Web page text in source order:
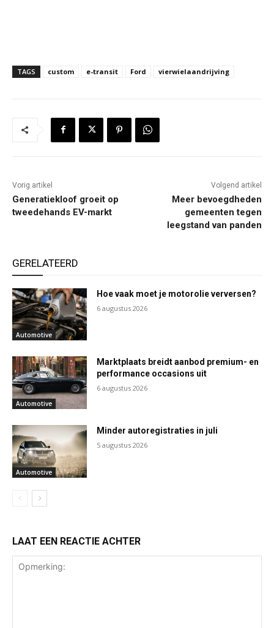
TAGS custom e-transit Ford vierwielaandrijving
Vorig artikel
Generatiekloof groeit op
tweedehands EV-markt
Volgend artikel
Meer bevoegdheden
gemeenten tegen
leegstand van panden
GERELATEERD
Automotive
Hoe vaak moet je motorolie verversen?
6 augustus 2026
Automotive
Marktplaats breidt aanbod premium- en
performance occasions uit
6 augustus 2026
Automotive
Minder autoregistraties in juli
5 augustus 2026
LAAT EEN REACTIE ACHTER